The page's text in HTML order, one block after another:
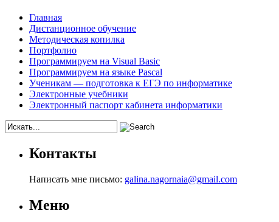
Главная
Дистанционное обучение
Методическая копилка
Портфолио
Программируем на Visual Basic
Программируем на языке Pascal
Ученикам — подготовка к ЕГЭ по информатике
Электронные учебники
Электронный паспорт кабинета информатики
Контакты
Написать мне письмо: galina.nagornaia@gmail.com
Меню